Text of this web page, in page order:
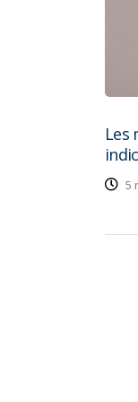
Les
5